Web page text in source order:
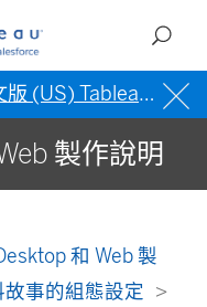
(US) Tableau 說明
製作說明
和 Web 製
事的組態設定